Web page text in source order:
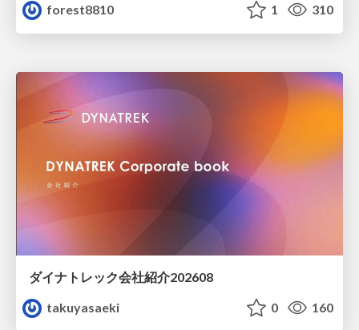
forest8810
1 310
ダイナトレック会社紹介202608
takuyasaeki
0 160